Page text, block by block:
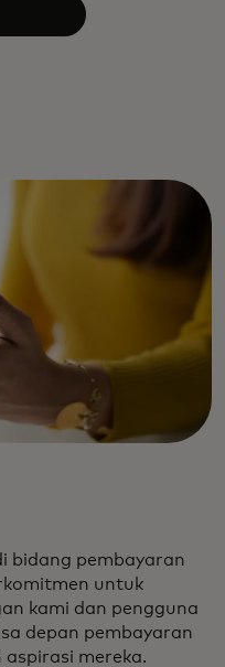
bidang pembayaran
untuk
kami dan pengguna
depan pembayaran
mereka.